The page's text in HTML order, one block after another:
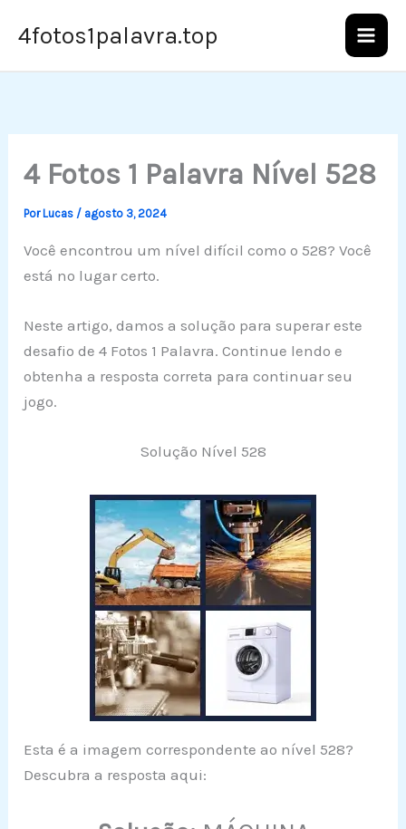
para4fotos1palavra.top
4 Fotos 1 Palavra Nível 528
PorLucas / agosto 3, 2024
Você encontrou um nível difícil como o 528? Você
está no lugar certo.
Neste artigo, damos a solução para superar este
desafio de 4 Fotos 1 Palavra. Continue lendo e
obtenha a resposta correta para continuar seu
jogo.
Solução Nível 528
Esta é a imagem correspondente ao nível 528?
Descubra a resposta aqui: